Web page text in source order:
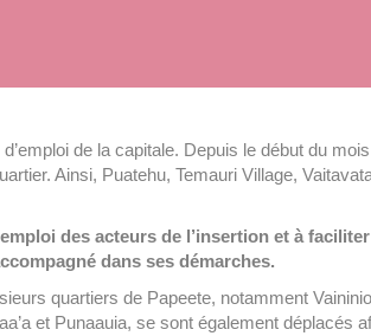
de la capitale. Depuis le début du
Ainsi, Puatehu, Temauri Village,
des acteurs de l’insertion et à
dans ses démarches.
quartiers de Papeete, notamment
et Punaauia, se sont également déplacés